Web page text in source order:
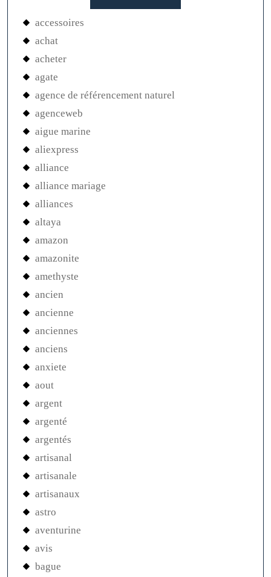
accessoires
achat
acheter
agate
agence de référencement naturel
agenceweb
aigue marine
aliexpress
alliance
alliance mariage
alliances
altaya
amazon
amazonite
amethyste
ancien
ancienne
anciennes
anciens
anxiete
aout
argent
argenté
argentés
artisanal
artisanale
artisanaux
astro
aventurine
avis
bague